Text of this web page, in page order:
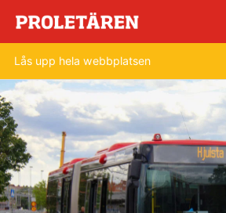
Lås upp hela webbplatsen